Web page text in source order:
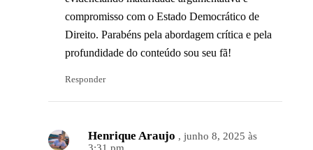
compromisso com o Estado Democrático de
Direito. Parabéns pela abordagem crítica e pela
profundidade do conteúdo sou seu fã!
Responder
Henrique Araujo , junho 8, 2025 às